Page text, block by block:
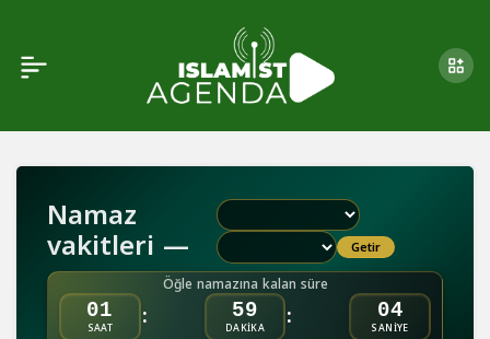
Namaz
vakitleri — Getir
Öğle namazına kalan süre
01
SAAT : 59
DAKİKA : 04
SANİYE
konvoyuna saldırı: 1